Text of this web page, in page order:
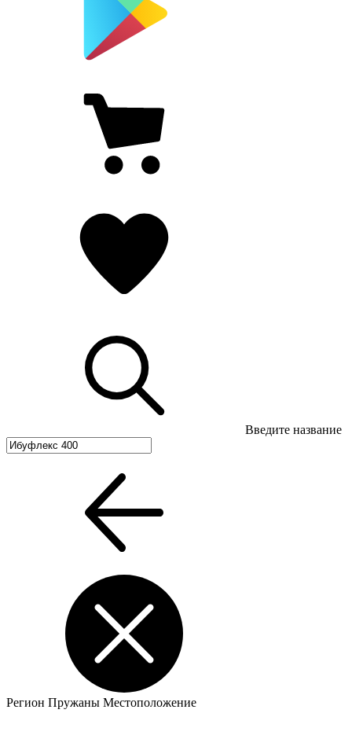
Введите название
Регион Пружаны Местоположение